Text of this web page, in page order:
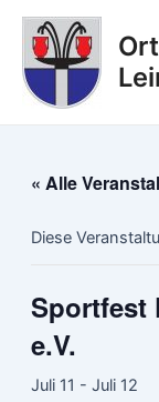
Zum
Inhalt
springen
« Alle
Diese
Sportfest
e.V.
Juli 11 - Juli 12